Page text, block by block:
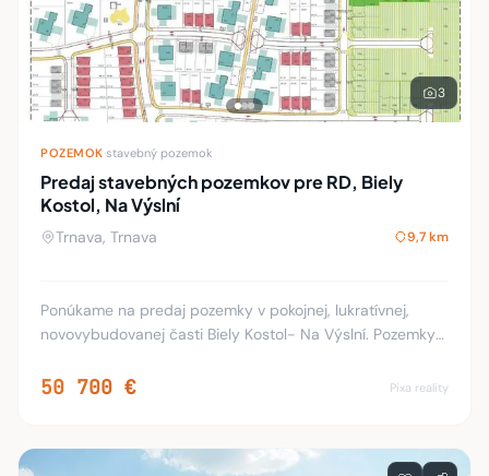
3
POZEMOK stavebný pozemok
Predaj stavebných pozemkov pre RD, Biely
Kostol, Na Výslní
Trnava, Trnava 9,7 km
Ponúkame na predaj pozemky v pokojnej, lukratívnej,
novovybudovanej časti Biely Kostol- Na Výslní. Pozemky
pozemkov sú v rôznych veľkostiach, s rôznymi ší
50 700 € Pixa reality